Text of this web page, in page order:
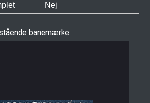
Nej
banemærke